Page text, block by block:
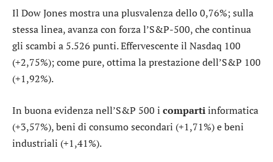
Il Dow Jones mostra una plusvalenza dello 0,76%; sulla
stessa linea, avanza con forza l’S&P-500, che continua
gli scambi a 5.526 punti. Effervescente il Nasdaq 100
(+2,75%); come pure, ottima la prestazione dell’S&P 100
(+1,92%).
In buona evidenza nell’S&P 500 i compartiinformatica
(+3,57%),beni di consumo secondari (+1,71%) ebeni
industriali (+1,41%).